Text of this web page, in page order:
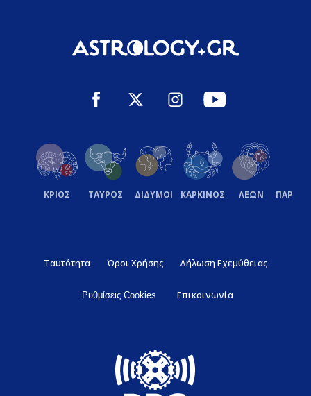
ΚΡΙΟΣ ΤΑΥΡΟΣ ΔΙΔΥΜΟΙ ΚΑΡΚΙΝΟΣ ΛΕΩΝ
Ταυτότητα Όροι Χρήσης Δήλωση Εχεμύθειας
Ρυθμίσεις Cookies Επικοινωνία